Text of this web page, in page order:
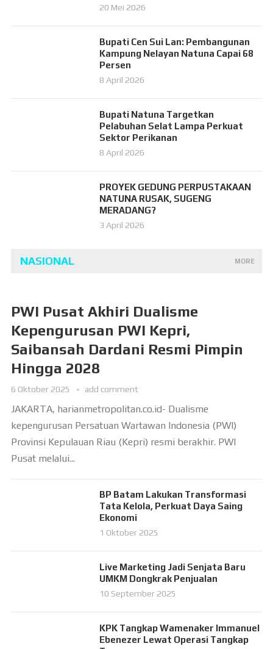
20 Mei 2026
Bupati Cen Sui Lan: Pembangunan
Kampung Nelayan Natuna Capai 68
Persen
8 April 2026
Bupati Natuna Targetkan
Pelabuhan Selat Lampa Perkuat
Sektor Perikanan
8 April 2026
PROYEK GEDUNG PERPUSTAKAAN
NATUNA RUSAK, SUGENG
MERADANG?
3 April 2026
NASIONAL MORE
PWI Pusat Akhiri Dualisme
Kepengurusan PWI Kepri,
Saibansah Dardani Resmi Pimpin
Hingga 2028
6 Oktober 2025 add comment
JAKARTA, harianmetropolitan.co.id- Dualisme
kepengurusan Persatuan Wartawan Indonesia (PWI)
Provinsi Kepulauan Riau (Kepri) resmi berakhir. PWI
Pusat melalui...
BP Batam Lakukan Transformasi
Tata Kelola, Perkuat Daya Saing
Ekonomi
1 Oktober 2025
Live Marketing Jadi Senjata Baru
UMKM Dongkrak Penjualan
10 September 2025
KPK Tangkap Wamenaker Immanuel
Ebenezer Lewat Operasi Tangkap